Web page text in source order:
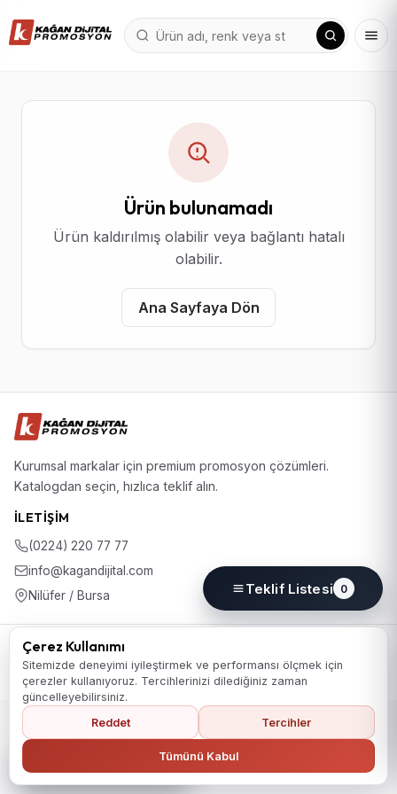
Ürün bulunamadı
Ürün kaldırılmış olabilir veya bağlantı hatalı
olabilir.
Ana Sayfaya Dön
Kurumsal markalar için premium promosyon çözümleri.
Katalogdan seçin, hızlıca teklif alın.
İLETIŞIM
(0224) 220 77 77
info@kagandijital.com
Nilüfer / Bursa
© 2026 KD Promosyon. Tüm hakları saklıdır.
KoleksiyonHakkımızdaİletişimKVKK Aydınlatma Metni
Gizlilik PolitikasıÇerez PolitikasıÇerez Tercihleri
Ana Sayfaya Dön
Teklif Listesi 0
Çerez Kullanımı
Sitemizde deneyimi iyileştirmek ve performansı ölçmek için
çerezler kullanıyoruz. Tercihlerinizi dilediğiniz zaman
güncelleyebilirsiniz.
Reddet
Tercihler
Tümünü Kabul